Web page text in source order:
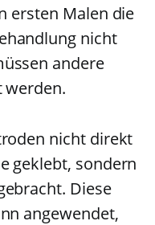
ersten Malen die
nicht
andere
werden.
nicht direkt
geklebt, sondern
Diese
angewendet,